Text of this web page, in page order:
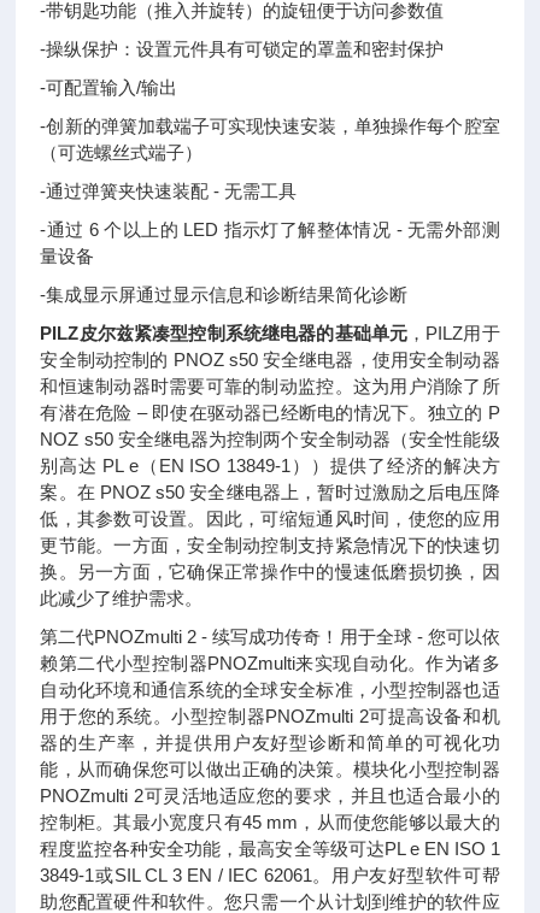
-带钥匙功能（推入并旋转）的旋钮便于访问参数值
-操纵保护：设置元件具有可锁定的罩盖和密封保护
-可配置输入/输出
-创新的弹簧加载端子可实现快速安装，单独操作每个腔室
（可选螺丝式端子）
-通过弹簧夹快速装配 - 无需工具
-通过 6 个以上的 LED 指示灯了解整体情况 - 无需外部测
量设备
-集成显示屏通过显示信息和诊断结果简化诊断
PILZ皮尔兹紧凑型控制系统继电器的基础单元 ， PILZ用于
安全制动控制的 PNOZ s50 安全继电器，使用安全制动器
和恒速制动器时需要可靠的制动监控。这为用户消除了所
有潜在危险 – 即使在驱动器已经断电的情况下。独立的 P
NOZ s50 安全继电器为控制两个安全制动器（安全性能级
别高达 PL e（EN ISO 13849-1））提供了经济的解决方
案。在 PNOZ s50 安全继电器上，暂时过激励之后电压降
低，其参数可设置。因此，可缩短通风时间，使您的应用
更节能。一方面，安全制动控制支持紧急情况下的快速切
换。另一方面，它确保正常操作中的慢速低磨损切换，因
此减少了维护需求。
第二代PNOZmulti 2 - 续写成功传奇！用于全球 - 您可以依
赖第二代小型控制器PNOZmulti来实现自动化。作为诸多
自动化环境和通信系统的全球安全标准，小型控制器也适
用于您的系统。小型控制器PNOZmulti 2可提高设备和机
器的生产率，并提供用户友好型诊断和简单的可视化功
能，从而确保您可以做出正确的决策。模块化小型控制器
PNOZmulti 2可灵活地适应您的要求，并且也适合最小的
控制柜。其最小宽度只有45 mm，从而使您能够以最大的
程度监控各种安全功能，最高安全等级可达PL e EN ISO 1
3849-1或SIL CL 3 EN / IEC 62061。用户友好型软件可帮
助您配置硬件和软件。您只需一个从计划到维护的软件应